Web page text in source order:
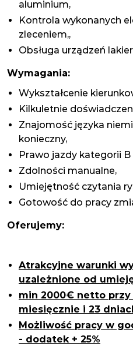
aluminium,
Kontrola wykonanych
zleceniem,,
Obsługa urządzeń
Wymagania:
Wykształcenie
Kilkuletnie
Znajomość języka
konieczny,
Prawo jazdy kategorii B
Zdolności manualne,
Umiejętność czytania
Gotowość do pracy
Oferujemy:
Atrakcyjne warunki
uzależnione od
min 2000€ netto przy
miesięcznie i 23
Możliwość pracy w
- dodatek + 25%